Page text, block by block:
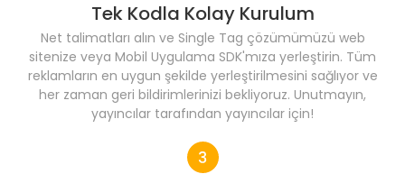
Tek Kodla Kolay Kurulum
Net talimatları alın ve Single Tag çözümümüzü web
sitenize veya Mobil Uygulama SDK'mıza yerleştirin. Tüm
reklamların en uygun şekilde yerleştirilmesini sağlıyor ve
her zaman geri bildirimlerinizi bekliyoruz. Unutmayın,
yayıncılar tarafından yayıncılar için!